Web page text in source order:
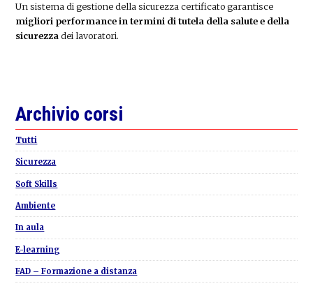
Un sistema di gestione della sicurezza certificato garantisce
migliori performance in termini di tutela della salute e della
sicurezzadei lavoratori.
Primary
Sidebar
Archivio corsi
Tutti
Sicurezza
Soft Skills
Ambiente
In aula
E-learning
FAD – Formazione a distanza